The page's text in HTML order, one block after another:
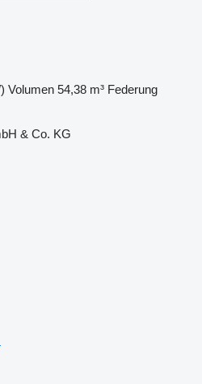
Volumen 54,38 m³ Federung
& Co. KG